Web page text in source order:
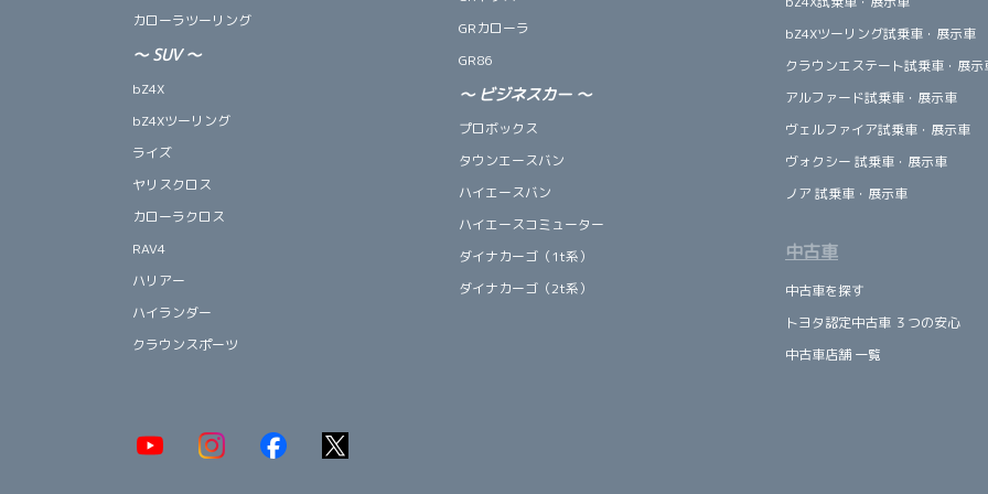
カローラツーリング
～ SUV～
bZ4X
bZ4Xツーリング
ライズ
ヤリスクロス
カローラクロス
RAV4
ハリアー
ハイランダー
クラウンスポーツ
GRカローラ
GR86
～ ビジネスカー ～
プロボックス
タウンエースバン
ハイエースバン
ハイエースコミューター
ダイナカーゴ（1t系）
ダイナカーゴ（2t系）
bZ4Xツーリング試乗車・展示車
クラウンエステート試乗車・展示
アルファード試乗車・展示車
ヴェルファイア試乗車・展示車
ヴォクシー 試乗車・展示車
ノア 試乗車・展示車
中古車
中古車を探す
トヨタ認定中古車 ３つの安心
中古車店舗 一覧